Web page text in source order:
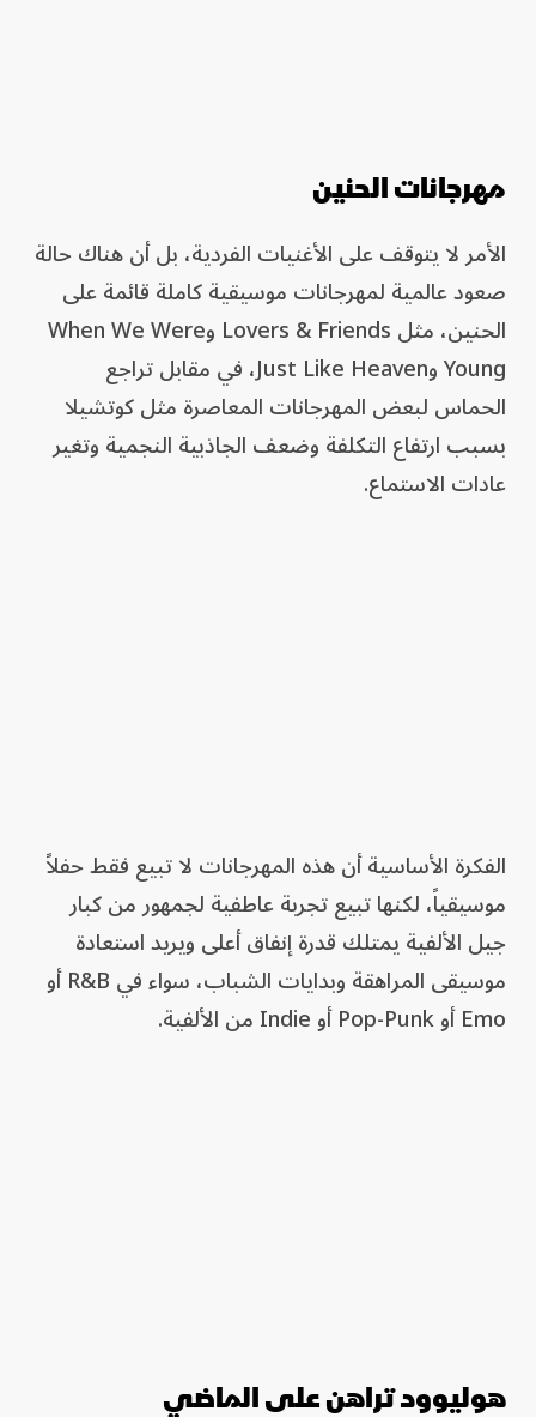
مهرجانات الحنين
الأمر لا يتوقف على الأغنيات الفردية، بل أن هناك حالة
صعود عالمية لمهرجانات موسيقية كاملة قائمة على
الحنين، مثل Lovers & Friends وWhen We Were
Young وJust Like Heaven، في مقابل تراجع
الحماس لبعض المهرجانات المعاصرة مثل كوتشيلا
بسبب ارتفاع التكلفة وضعف الجاذبية النجمية وتغير
عادات الاستماع.
الفكرة الأساسية أن هذه المهرجانات لا تبيع فقط حفلاً
موسيقياً، لكنها تبيع تجربة عاطفية لجمهور من كبار
جيل الألفية يمتلك قدرة إنفاق أعلى ويريد استعادة
موسيقى المراهقة وبدايات الشباب، سواء في R&B أو
Emo أو Pop-Punk أو Indie من الألفية.
هوليوود تراهن على الماضي